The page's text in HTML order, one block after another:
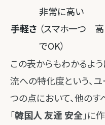
手軽さ
非常に高い
（スマホ一つ
でOK）
この表からもわかるよ
流への特化度という、
つの点において、他のす
「韓国人 友達 安全」に